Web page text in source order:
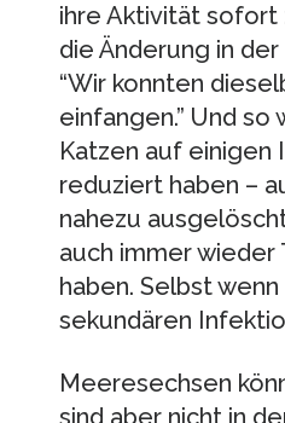
ihre Aktivität sofort
die Änderung in
“Wir konnten
einfangen.” Und
Katzen auf einigen
reduziert haben –
nahezu
auch immer
haben. Selbst
sekundären
Meeresechsen